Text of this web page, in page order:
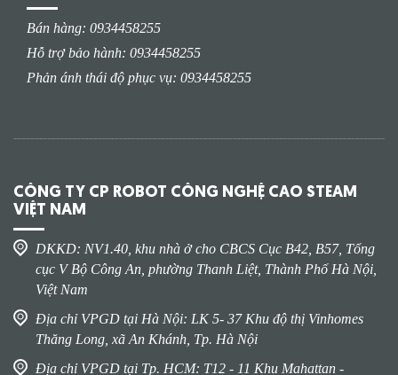
Bán hàng: 0934458255
Hỗ trợ bảo hành: 0934458255
Phản ánh thái độ phục vụ: 0934458255
CÔNG TY CP ROBOT CÔNG NGHỆ CAO STEAM
VIỆT NAM
DKKD: NV1.40, khu nhà ở cho CBCS Cục B42, B57, Tổng
cục V Bộ Công An, phường Thanh Liệt, Thành Phố Hà Nội,
Việt Nam
Địa chỉ VPGD tại Hà Nội: LK 5- 37 Khu độ thị Vinhomes
Thăng Long, xã An Khánh, Tp. Hà Nội
Địa chỉ VPGD tại Tp. HCM: T12 - 11 Khu Mahattan -